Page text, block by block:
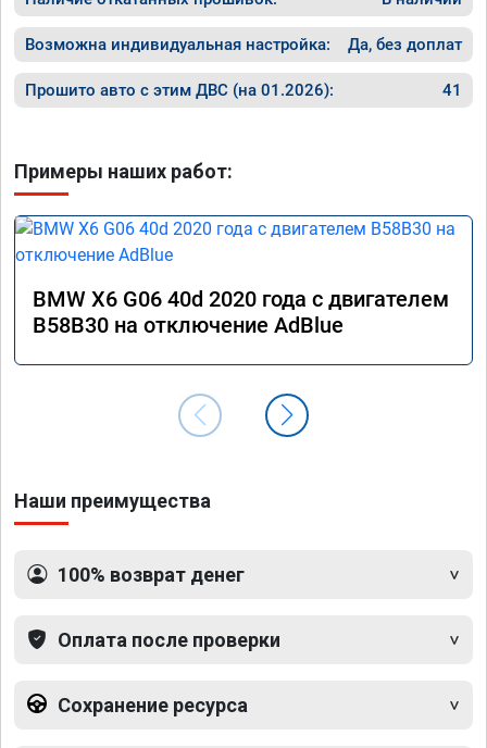
Возможна индивидуальная настройка: Да, без доплат
Прошито авто с этим ДВС (на 01.2026): 41
Примеры наших работ:
BMW X6 G06 40d 2020 года с двигателем
B58B30 на отключение AdBlue
Наши преимущества
100% возврат денег
Оплата после проверки
Сохранение ресурса